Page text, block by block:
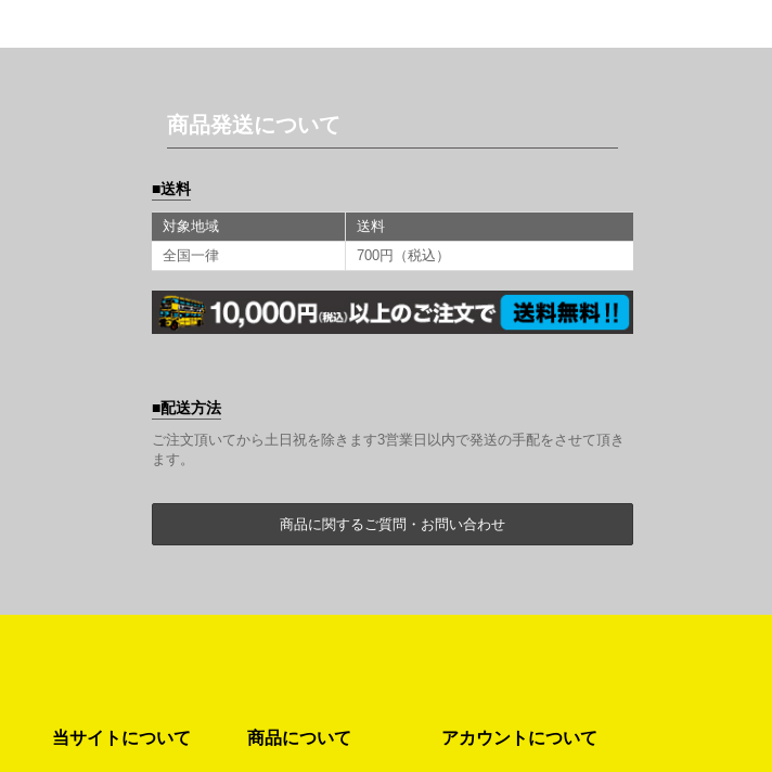
商品発送について
送料
対象地域
送料
全国一律
700円（税込）
配送方法
ご注文頂いてから土日祝を除きます3営業日以内で発送の手配をさせて頂き
ます。
商品に関するご質問・お問い合わせ
当サイトについて 商品について アカウントについて